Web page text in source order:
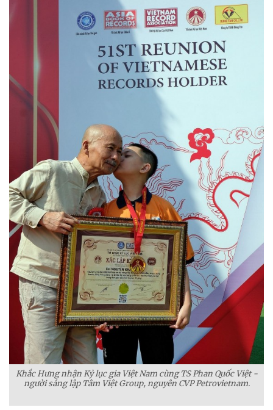
Khắc Hưng nhận Kỷ lục gia Việt Nam cùng TS Phan Quốc Việt -
người sáng lập Tâm Việt Group, nguyên CVP Petrovietnam.